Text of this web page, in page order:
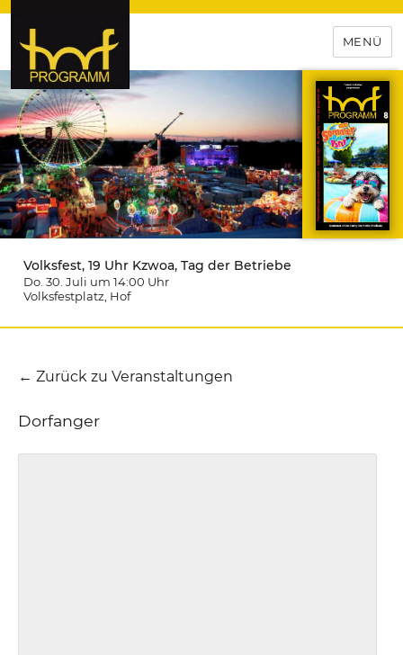
hof-programm – das
Veranstaltungsportal für
Hochfranken
MENÜ
Volksfest, 19 Uhr Kzwoa, Tag der Betriebe
Do. 30. Juli um 14:00 Uhr
Volksfestplatz , Hof
← Zurück zu Veranstaltungen
Dorfanger